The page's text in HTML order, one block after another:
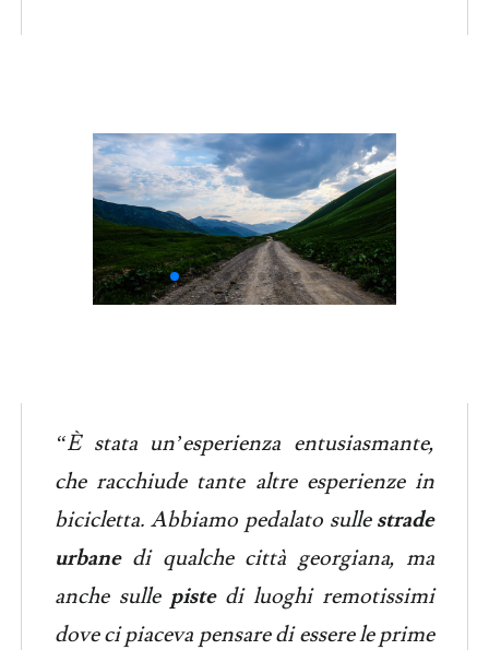
“È stata un’esperienza entusiasmante,
che racchiude tante altre esperienze in
bicicletta. Abbiamo pedalato sullestrade
urbanedi qualche città georgiana, ma
anche sulle pistedi luoghi remotissimi
dove ci piaceva pensare di essere le prime